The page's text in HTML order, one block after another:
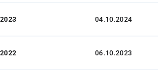
04.10.2024
06.10.2023